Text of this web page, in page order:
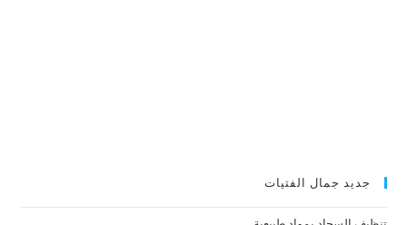
جديد جمال الفتيات